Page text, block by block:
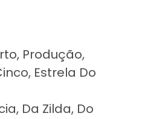
Produção,
Estrela Do
Da Zilda, Do